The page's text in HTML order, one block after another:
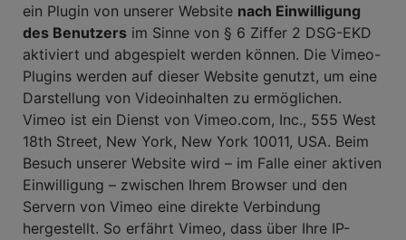
ein Plugin von unserer Website nach Einwilligung
des Benutzers im Sinne von § 6 Ziffer 2 DSG-EKD
aktiviert und abgespielt werden können. Die Vimeo-
Plugins werden auf dieser Website genutzt, um eine
Darstellung von Videoinhalten zu ermöglichen.
Vimeo ist ein Dienst von Vimeo.com, Inc., 555 West
18th Street, New York, New York 10011, USA. Beim
Besuch unserer Website wird – im Falle einer aktiven
Einwilligung – zwischen Ihrem Browser und den
Servern von Vimeo eine direkte Verbindung
hergestellt. So erfährt Vimeo, dass über Ihre IP-